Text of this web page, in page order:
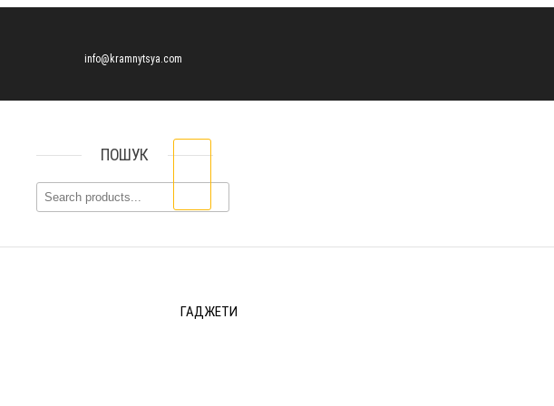
info@kramnytsya.com
ПОШУК
ГАДЖЕТИ